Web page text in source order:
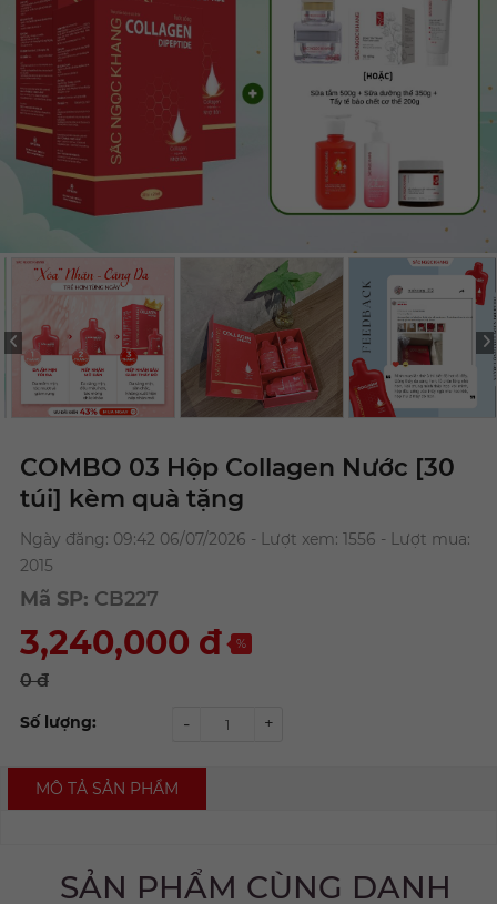
COMBO 03 Hộp Collagen Nước [30
túi] kèm quà tặng
Ngày đăng: 09:42 06/07/2026 - Lượt xem: 1556 - Lượt mua:
2015
Mã SP: CB227
3,240,000 đ %
0 đ
Số lượng: +
-
MÔ TẢ SẢN PHẨM
SẢN PHẨM CÙNG DANH